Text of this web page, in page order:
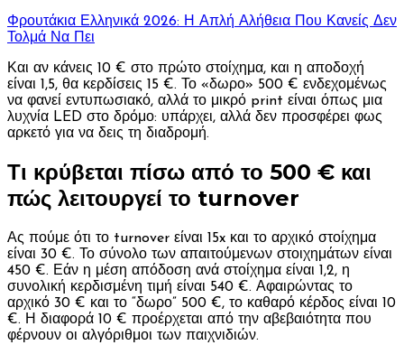
Φρουτάκια Ελληνικά 2026: Η Απλή Αλήθεια Που Κανείς Δεν
Τολμά Να Πει
Και αν κάνεις 10 € στο πρώτο στοίχημα, και η αποδοχή
είναι 1,5, θα κερδίσεις 15 €. Το «δωρο» 500 € ενδεχομένως
να φανεί εντυπωσιακό, αλλά το μικρό print είναι όπως μια
λυχνία LED στο δρόμο: υπάρχει, αλλά δεν προσφέρει φως
αρκετό για να δεις τη διαδρομή.
Τι κρύβεται πίσω από το 500 € και
πώς λειτουργεί το turnover
Ας πούμε ότι το turnover είναι 15x και το αρχικό στοίχημα
είναι 30 €. Το σύνολο των απαιτούμενων στοιχημάτων είναι
450 €. Εάν η μέση απόδοση ανά στοίχημα είναι 1,2, η
συνολική κερδισμένη τιμή είναι 540 €. Αφαιρώντας το
αρχικό 30 € και το “δωρο” 500 €, το καθαρό κέρδος είναι 10
€. Η διαφορά 10 € προέρχεται από την αβεβαιότητα που
φέρνουν οι αλγόριθμοι των παιχνιδιών.